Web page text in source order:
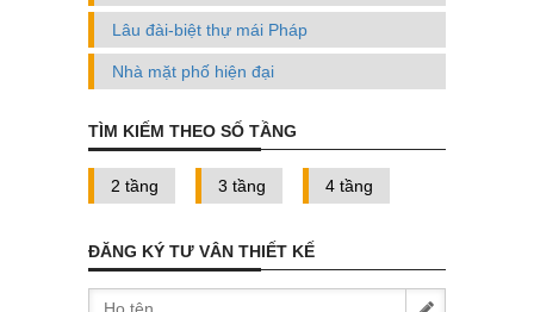
Lâu đài-biệt thự mái Pháp
Nhà mặt phố hiện đại
TÌM KIẾM THEO SỐ TẦNG
2 tầng 3 tầng 4 tầng
ĐĂNG KÝ TƯ VÂN THIẾT KẾ